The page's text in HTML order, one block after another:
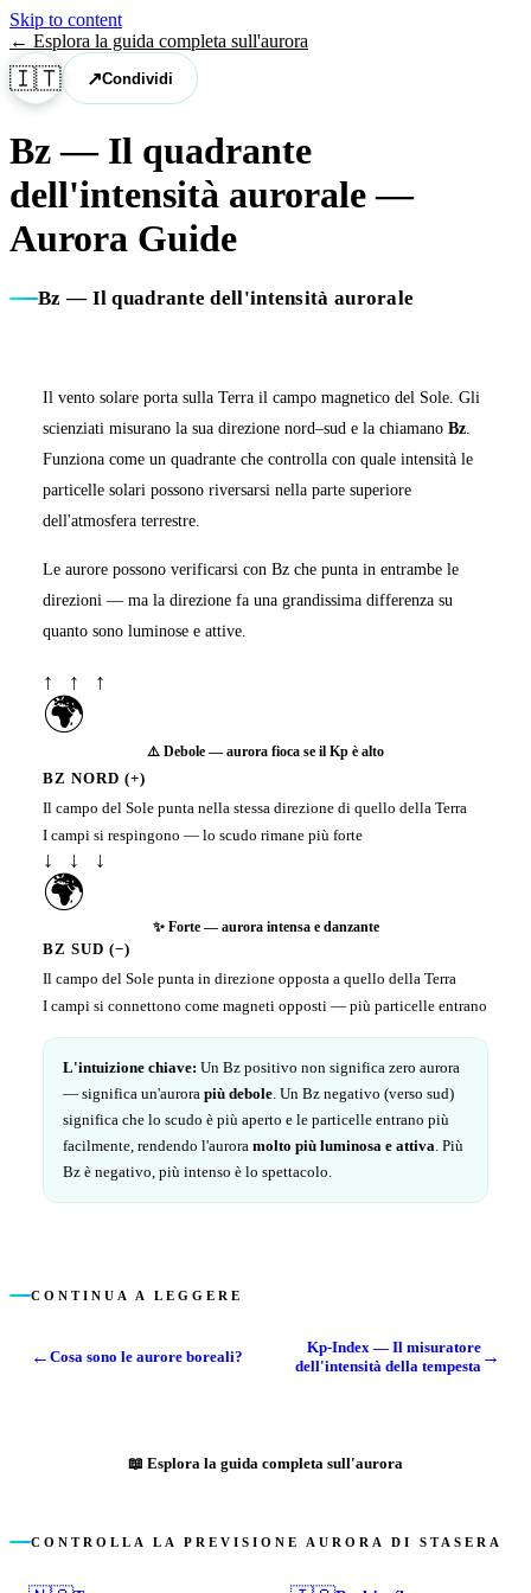
Skip to content
← Esplora la guida completa sull'aurora
🇮🇹 ↗Condividi
Bz — Il quadrante
dell'intensità aurorale—
Aurora Guide
Bz — Il quadrante dell'intensità aurorale
Il vento solare porta sulla Terra il campo magnetico del Sole. Gli
scienziati misurano la sua direzione nord–sud e la chiamano Bz.
Funziona come un quadrante che controlla con quale intensità le
particelle solari possono riversarsi nella parte superiore
dell'atmosfera terrestre.
Le aurore possono verificarsi con Bz che punta in entrambe le
direzioni — ma la direzione fa una grandissima differenza su
quanto sono luminose e attive.
↑ ↑ ↑
🌍
⚠️ Debole — aurora fioca se il Kp è alto
BZ NORD (+)
Il campo del Sole punta nella stessa direzione di quello della Terra
I campi si respingono — lo scudo rimane più forte
↓ ↓ ↓
🌍
✨ Forte — aurora intensa e danzante
BZ SUD (−)
Il campo del Sole punta in direzione opposta a quello della Terra
I campi si connettono come magneti opposti — più particelle entrano
L'intuizione chiave: Un Bz positivo non significa zero aurora
— significa un'aurora più debole . Un Bz negativo (verso sud)
significa che lo scudo è più aperto e le particelle entrano più
facilmente, rendendo l'aurora molto più luminosa e attiva . Più
Bz è negativo, più intenso è lo spettacolo.
CONTINUA A LEGGERE
← Cosa sono le aurore boreali?
Kp-Index — Il misuratore
dell'intensità della tempesta →
📖 Esplora la guida completa sull'aurora
CONTROLLA LA PREVISIONE AURORA DI STASERA